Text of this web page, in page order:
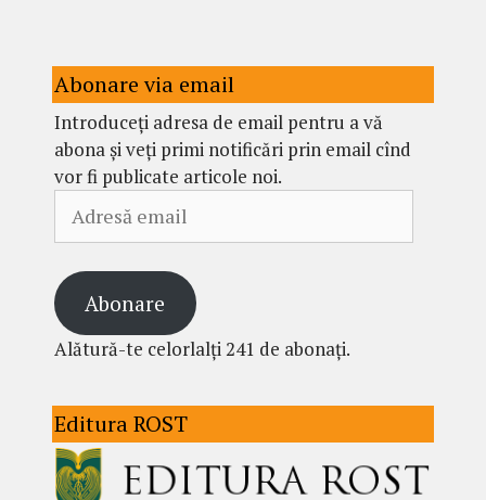
Abonare via email
Introduceți adresa de email pentru a vă
abona și veți primi notificări prin email cînd
vor fi publicate articole noi.
email
Abonare
Alătură-te celorlalți 241 de abonați.
Editura ROST